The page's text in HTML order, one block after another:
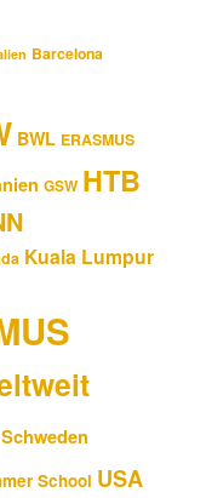
Barcelona
BWL ERASMUS
GSW HTB
Kuala Lumpur
Schweden
School USA